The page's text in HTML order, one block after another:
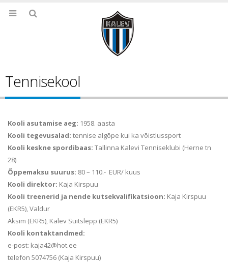
Tennisekool
Kooli asutamise aeg: 1958. aasta
Kooli tegevusalad: tennise algõpe kui ka võistlussport
Kooli keskne spordibaas: Tallinna Kalevi Tenniseklubi (Herne tn
28)
Õppemaksu suurus: 80 – 110.- EUR/ kuus
Kooli direktor: Kaja Kirspuu
Kooli treenerid ja nende kutsekvalifikatsioon: Kaja Kirspuu
(EKR5), Valdur
Aksim (EKR5), Kalev Suitslepp (EKR5)
Kooli kontaktandmed:
e-post: kaja42@hot.ee
telefon 5074756 (Kaja Kirspuu)